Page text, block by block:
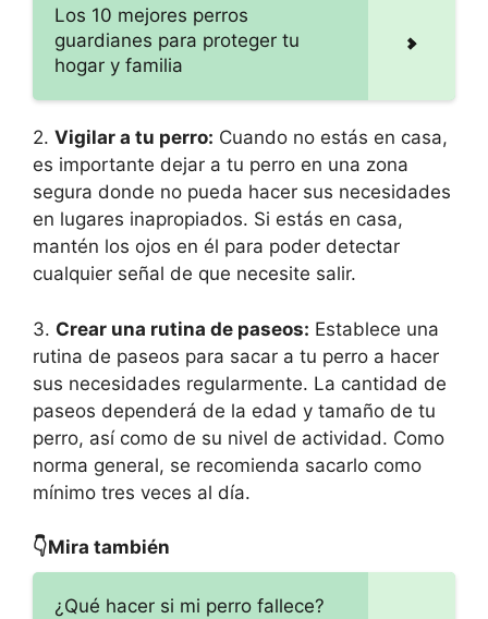
Los 10 mejores perros
guardianes para proteger tu
hogar y familia
2. Vigilar a tu perro: Cuando no estás en casa,
es importante dejar a tu perro en una zona
segura donde no pueda hacer sus necesidades
en lugares inapropiados. Si estás en casa,
mantén los ojos en él para poder detectar
cualquier señal de que necesite salir.
3. Crear una rutina de paseos: Establece una
rutina de paseos para sacar a tu perro a hacer
sus necesidades regularmente. La cantidad de
paseos dependerá de la edad y tamaño de tu
perro, así como de su nivel de actividad. Como
norma general, se recomienda sacarlo como
mínimo tres veces al día.
👇Mira también
¿Qué hacer si mi perro fallece?